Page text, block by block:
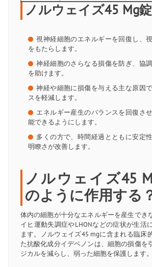
ノルウェイズ45 Mg
視神経細胞のエネルギーを回復し、
をもたらします。
神経細胞のさらなる損傷を防ぎ、協
を助けます。
神経や細胞に損傷を与える主な原因
スを軽減します。
エネルギー産生のバランスを回復さ
能できるようにします。
多くの方で、時間経過とともに安定
明瞭さが改善します。
ノルウェイズ45
のように作用する
体内の細胞が十分なエネルギーを産生でき
イヒ運動失調症やLHONなどの症状が生活
ます。ノルウェイズ45 mgに含まれる臨床
た抗酸化成分イデベノンは、細胞の損傷を
ジカルを減らし、弱った細胞を保護します。